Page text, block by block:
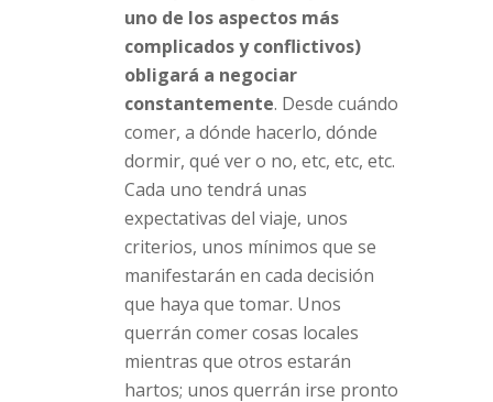
uno de los aspectos más
complicados y conflictivos)
obligará a negociar
constantemente. Desde cuándo
comer, a dónde hacerlo, dónde
dormir, qué ver o no, etc, etc, etc.
Cada uno tendrá unas
expectativas del viaje, unos
criterios, unos mínimos que se
manifestarán en cada decisión
que haya que tomar. Unos
querrán comer cosas locales
mientras que otros estarán
hartos; unos querrán irse pronto